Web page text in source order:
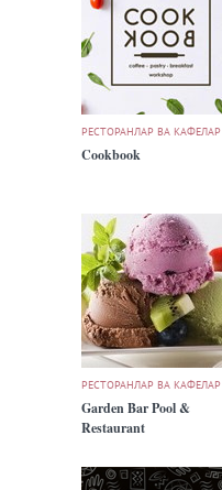
РЕСТОРАНЛАР ВА КАФЕЛАР
Cookbook
РЕСТОРАНЛАР ВА КАФЕЛАР
Garden Bar Pool &
Restaurant